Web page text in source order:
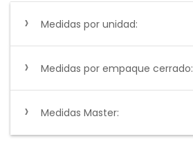
Medidas por unidad:
Medidas por empaque cerrado:
Medidas Master: